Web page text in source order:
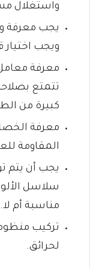
واستغلال
يجب معرفة
ويجب اختيار
معرفة
تتمتع
كبيرة من
معرفة
المقاومة
يجب أن يتم
سلاسل
مناسبة أم لا.
تركيب
لحرائق.